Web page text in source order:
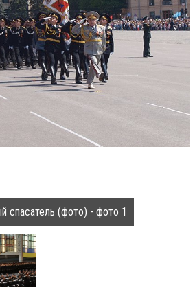
спасатель (фото) - фото 1